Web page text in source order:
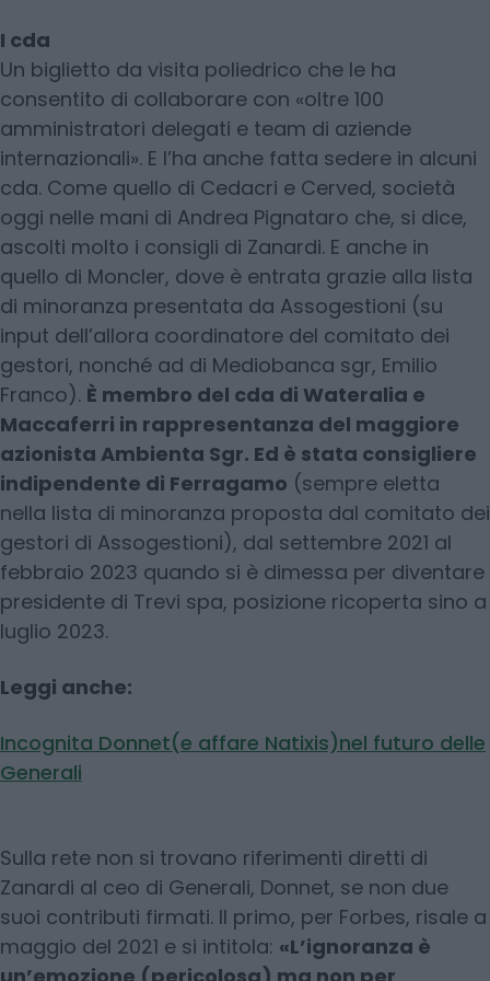
I cda
Un biglietto da visita poliedrico che le ha
consentito di collaborare con «oltre 100
amministratori delegati e team di aziende
internazionali». E l’ha anche fatta sedere in alcuni
cda. Come quello di Cedacri e Cerved, società
oggi nelle mani di Andrea Pignataro che, si dice,
ascolti molto i consigli di Zanardi. E anche in
quello di Moncler, dove è entrata grazie alla lista
di minoranza presentata da Assogestioni (su
input dell’allora coordinatore del comitato dei
gestori, nonché ad di Mediobanca sgr, Emilio
Franco). È membro del cda di Wateralia e
Maccaferri in rappresentanza del maggiore
azionista Ambienta Sgr. Ed è stata consigliere
indipendente di Ferragamo (sempre eletta
nella lista di minoranza proposta dal comitato dei
gestori di Assogestioni), dal settembre 2021 al
febbraio 2023 quando si è dimessa per diventare
presidente di Trevi spa, posizione ricoperta sino a
luglio 2023.
Leggi anche:
Incognita Donnet(e affare Natixis)nel futuro delle
Generali
Sulla rete non si trovano riferimenti diretti di
Zanardi al ceo di Generali, Donnet, se non due
suoi contributi firmati. Il primo, per Forbes, risale a
maggio del 2021 e si intitola: «L’ignoranza è